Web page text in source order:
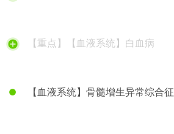
【重点】【血液系统】白血病
【血液系统】骨髓增生异常综合征